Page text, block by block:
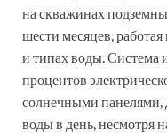
на скважинах
шести месяцев,
и типах воды. Система
процентов
солнечными панелями,
воды в день, несмотря